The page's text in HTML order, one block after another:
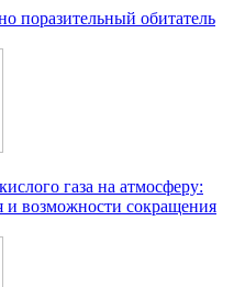
поразительный обитатель
газа на атмосферу:
и возможности сокращения